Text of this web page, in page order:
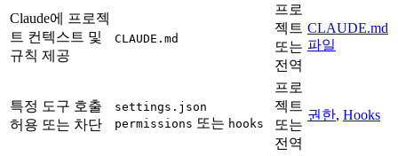
Claude에 프로젝
트 컨텍스트 및
규칙 제공
CLAUDE.md
프로
젝트
또는
전역
CLAUDE.md
파일
특정 도구 호출
허용 또는 차단
settings.json
permissions 또는 hooks
프로
젝트
또는
전역
권한, Hooks